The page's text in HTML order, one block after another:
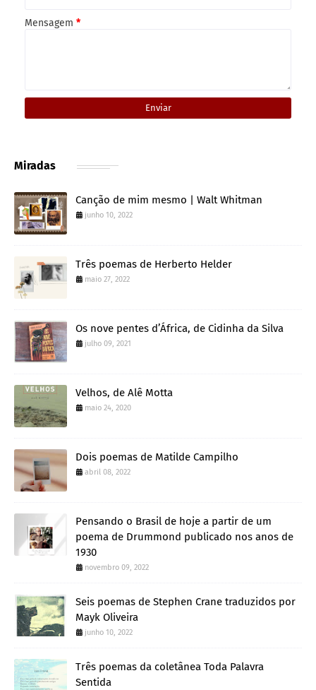
Mensagem *
Miradas
Canção de mim mesmo | Walt Whitman
junho 10, 2022
Três poemas de Herberto Helder
maio 27, 2022
Os nove pentes d’África, de Cidinha da Silva
julho 09, 2021
Velhos, de Alê Motta
maio 24, 2020
Dois poemas de Matilde Campilho
abril 08, 2022
Pensando o Brasil de hoje a partir de um
poema de Drummond publicado nos anos de
1930
novembro 09, 2022
Seis poemas de Stephen Crane traduzidos por
Mayk Oliveira
junho 10, 2022
Três poemas da coletânea Toda Palavra
Sentida